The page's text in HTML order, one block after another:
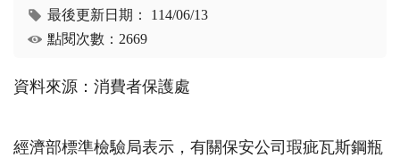
最後更新日期： 114/06/13
點閱次數：2669
資料來源：消費者保護處
經濟部標準檢驗局表示，有關保安公司瑕疵瓦斯鋼瓶